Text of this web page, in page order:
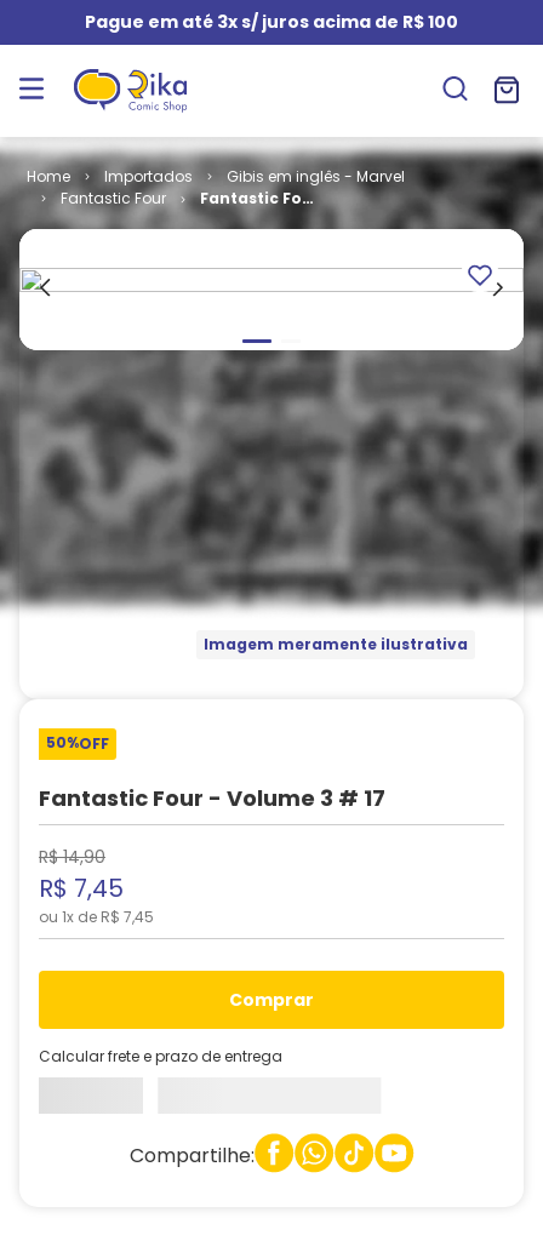
Pague em até 3x s/ juros acima de R$ 100
Importados
Gibis em inglês - Marvel
Fantastic Four
Fantastic Four
- Volume 3 #
Imagem meramente ilustrativa
50%OFF
Fantastic Four - Volume 3 # 17
R$ 14,90
R$ 7,45
ou 1x de R$ 7,45
comprar
Calcular frete e prazo de entrega
Compartilhe: